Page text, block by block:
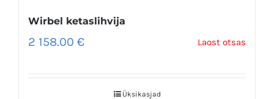
Wirbel ketaslihvija
2 158.00 € Laost otsas
Üksikasjad